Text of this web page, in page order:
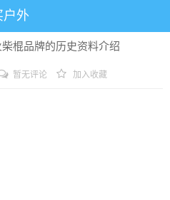
户外
棍品牌的历史资料介绍
暂无评论 加入收藏